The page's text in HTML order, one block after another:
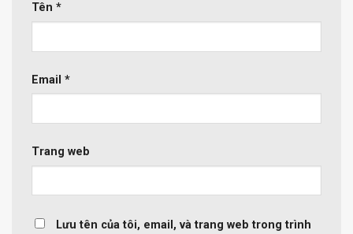
Tên *
Email *
Trang web
Lưu tên của tôi, email, và trang web trong trình